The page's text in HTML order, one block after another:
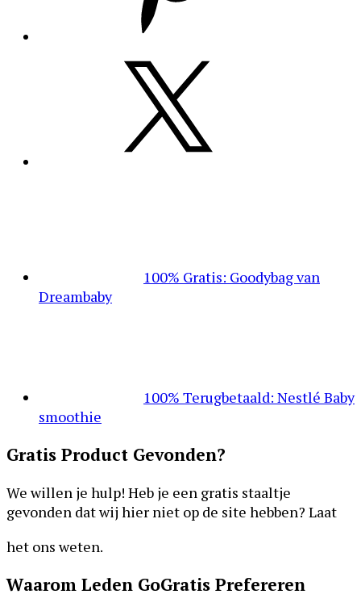
100% Gratis: Goodybag van
Dreambaby
100% Terugbetaald: Nestlé Baby
smoothie
Gratis Product Gevonden?
We willen je hulp! Heb je een gratis staaltje
gevonden dat wij hier niet op de site hebben? Laat
het ons weten.
Waarom Leden GoGratis Prefereren